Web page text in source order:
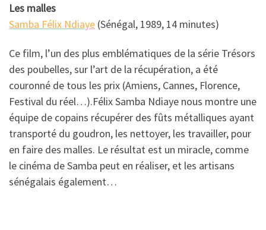
Les malles
Samba Félix Ndiaye (Sénégal, 1989, 14 minutes)
Ce film, l’un des plus emblématiques de la série Trésors
des poubelles, sur l’art de la récupération, a été
couronné de tous les prix (Amiens, Cannes, Florence,
Festival du réel…).Félix Samba Ndiaye nous montre une
équipe de copains récupérer des fûts métalliques ayant
transporté du goudron, les nettoyer, les travailler, pour
en faire des malles. Le résultat est un miracle, comme
le cinéma de Samba peut en réaliser, et les artisans
sénégalais également…